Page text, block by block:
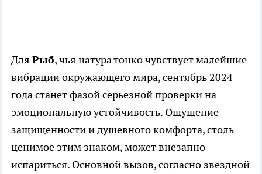
Для Рыб, чья натура тонко чувствует малейшие
вибрации окружающего мира, сентябрь 2024
года станет фазой серьезной проверки на
эмоциональную устойчивость. Ощущение
защищенности и душевного комфорта, столь
ценимое этим знаком, может внезапно
испариться. Основной вызов, согласно звездной